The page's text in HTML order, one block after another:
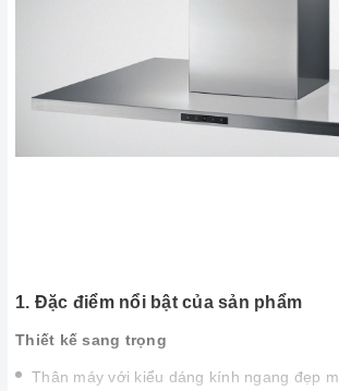
1. Đặc điểm nổi bật của sản phẩm
Thiết kế sang trọng
Thân máy với kiểu dáng kính ngang đẹp